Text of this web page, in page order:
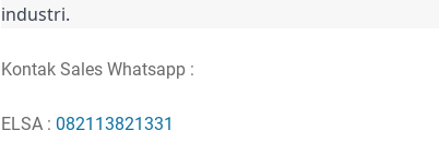
industri.
Kontak Sales Whatsapp :
ELSA : 082113821331